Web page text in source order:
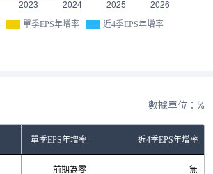
單季EPS年增率 近4季EPS年增率
數據單位：%
單季EPS年增率 近4季EPS年增率
前期為零 無